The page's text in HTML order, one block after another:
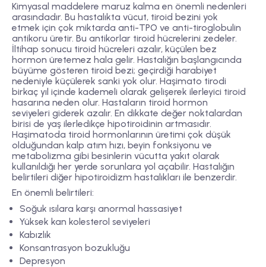
Kimyasal maddelere maruz kalma en önemli nedenleri
arasındadır. Bu hastalıkta vücut, tiroid bezini yok
etmek için çok miktarda anti-TPO ve anti-tiroglobulin
antikoru üretir. Bu antikorlar tiroid hücrelerini zedeler.
İltihap sonucu tiroid hücreleri azalır, küçülen bez
hormon üretemez hala gelir. Hastalığın başlangıcında
büyüme gösteren tiroid bezi; geçirdiği harabiyet
nedeniyle küçülerek sanki yok olur. Haşimato tirodi
birkaç yıl içinde kademeli olarak gelişerek ilerleyici tiroid
hasarına neden olur. Hastaların tiroid hormon
seviyeleri giderek azalır. En dikkate değer noktalardan
birisi de yaş ilerledikçe hipotiroidinin artmasıdır.
Haşimatoda tiroid hormonlarının üretimi çok düşük
olduğundan kalp atım hızı, beyin fonksiyonu ve
metabolizma gibi besinlerin vücutta yakıt olarak
kullanıldığı her yerde sorunlara yol açabilir. Hastalığın
belirtileri diğer hipotiroidizm hastalıkları ile benzerdir.
En önemli belirtileri:
Soğuk ısılara karşı anormal hassasiyet
Yüksek kan kolesterol seviyeleri
Kabızlık
Konsantrasyon bozukluğu
Depresyon